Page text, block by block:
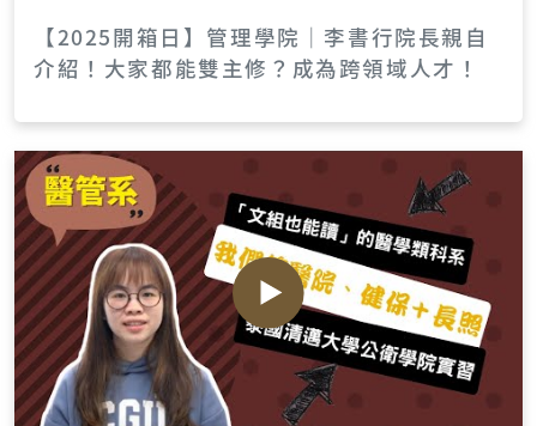
【2025開箱日】管理學院｜李書行院長親自
介紹！大家都能雙主修？成為跨領域人才！